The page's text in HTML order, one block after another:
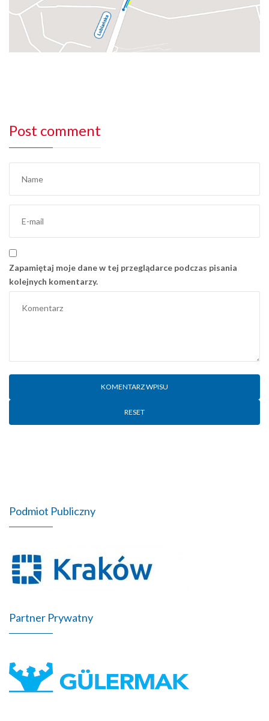
Post comment
Zapamiętaj moje dane w tej przeglądarce podczas pisania
kolejnych komentarzy.
RESET
Podmiot Publiczny
Partner Prywatny